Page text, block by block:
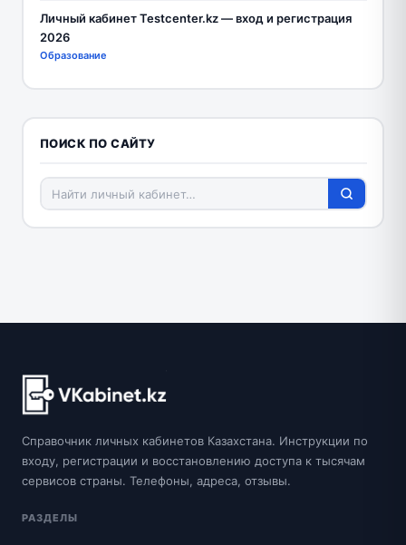
Личный кабинет Testcenter.kz — вход и регистрация
2026
Образование
ПОИСК ПО САЙТУ
Справочник личных кабинетов Казахстана. Инструкции по
входу, регистрации и восстановлению доступа к тысячам
сервисов страны. Телефоны, адреса, отзывы.
РАЗДЕЛЫ